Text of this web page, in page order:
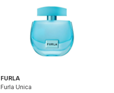
FURLA
Furla Unica